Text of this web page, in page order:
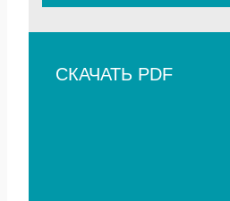
СКАЧАТЬ PDF